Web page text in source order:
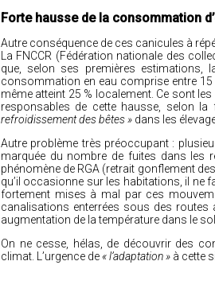
Forte hausse de la consommation
Autre conséquence de ces canicules à
La FNCCR (Fédération nationale des
que, selon ses premières
consommation en eau comprise entre
même atteint 25 % localement. Ce sont
responsables de cette hausse, selon la
refroidissement des bêtes » dans les
Autre problème très préoccupant :
marquée du nombre de fuites dans les
phénomène de RGA (retrait gonflement
qu’il occasionne sur les habitations, il ne
fortement mises à mal par ces
canalisations enterrées sous des
augmentation de la température dans le
On ne cesse, hélas, de découvrir des
climat. L’urgence de « l’adaptation » à cette